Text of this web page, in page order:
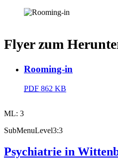
Flyer zum
Rooming-in
PDF 862 KB
ML: 3
SubMenuLevel3:3
Psychiatrie in